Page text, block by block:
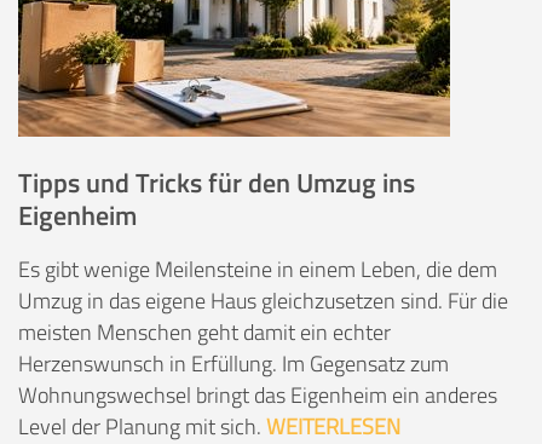
Tipps und Tricks für den Umzug ins
Eigenheim
Es gibt wenige Meilensteine in einem Leben, die dem
Umzug in das eigene Haus gleichzusetzen sind. Für die
meisten Menschen geht damit ein echter
Herzenswunsch in Erfüllung. Im Gegensatz zum
Wohnungswechsel bringt das Eigenheim ein anderes
Level der Planung mit sich.WEITERLESEN